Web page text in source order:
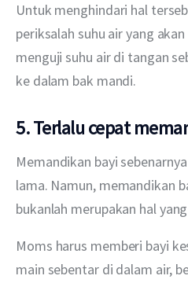
Untuk menghindari hal
periksalah suhu air yang
menguji suhu air di tangan
ke dalam bak mandi.
5. Terlalu cepat
Memandikan bayi
lama. Namun, memandikan
bukanlah merupakan hal
Moms harus memberi bayi
main sebentar di dalam air,